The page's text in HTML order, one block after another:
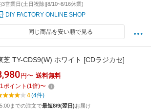
3営業日(土日祝除||8/10~8/16休業)
DIY FACTORY ONLINE SHOP
同じ商品を安い順で見る
芝 TY-CDS9(W) ホワイト [CDラジカセ]
円〜 送料無料
ポイント (1倍)〜
4(4件)
までの注文で最短8/9(翌日)お届け